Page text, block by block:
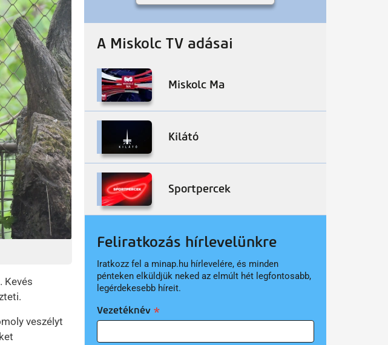
Kevés
veszélyt
A Miskolc TV adásai
Miskolc Ma
Kilátó
Sportpercek
Feliratkozás hírlevelünkre
Iratkozz fel a minap.hu hírlevelére, és minden
pénteken elküldjük neked az elmúlt hét legfontosabb,
legérdekesebb híreit.
Vezetéknév